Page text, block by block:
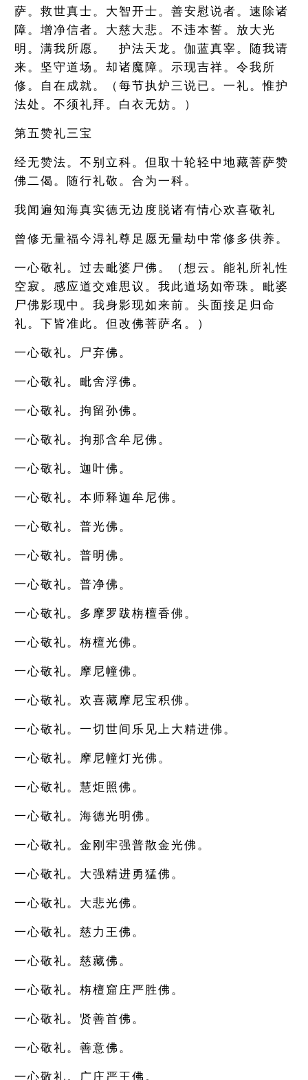
萨。救世真士。大智开士。善安慰说者。速除诸
障。增净信者。大慈大悲。不违本誓。放大光
明。满我所愿。 护法天龙。伽蓝真宰。随我请
来。坚守道场。却诸魔障。示现吉祥。令我所
修。自在成就。（每节执炉三说已。一礼。惟护
法处。不须礼拜。白衣无妨。）
第五赞礼三宝
经无赞法。不别立科。但取十轮轻中地藏菩萨赞
佛二偈。随行礼敬。合为一科。
我闻遍知海真实德无边度脱诸有情心欢喜敬礼
曾修无量福今淂礼尊足愿无量劫中常修多供养。
一心敬礼。过去毗婆尸佛。（想云。能礼所礼性
空寂。感应道交难思议。我此道场如帝珠。毗婆
尸佛影现中。我身影现如来前。头面接足归命
礼。下皆准此。但改佛菩萨名。）
一心敬礼。尸弃佛。
一心敬礼。毗舍浮佛。
一心敬礼。拘留孙佛。
一心敬礼。拘那含牟尼佛。
一心敬礼。迦叶佛。
一心敬礼。本师释迦牟尼佛。
一心敬礼。普光佛。
一心敬礼。普明佛。
一心敬礼。普净佛。
一心敬礼。多摩罗跋栴檀香佛。
一心敬礼。栴檀光佛。
一心敬礼。摩尼幢佛。
一心敬礼。欢喜藏摩尼宝积佛。
一心敬礼。一切世间乐见上大精进佛。
一心敬礼。摩尼幢灯光佛。
一心敬礼。慧炬照佛。
一心敬礼。海德光明佛。
一心敬礼。金刚牢强普散金光佛。
一心敬礼。大强精进勇猛佛。
一心敬礼。大悲光佛。
一心敬礼。慈力王佛。
一心敬礼。慈藏佛。
一心敬礼。栴檀窟庄严胜佛。
一心敬礼。贤善首佛。
一心敬礼。善意佛。
一心敬礼。广庄严王佛。